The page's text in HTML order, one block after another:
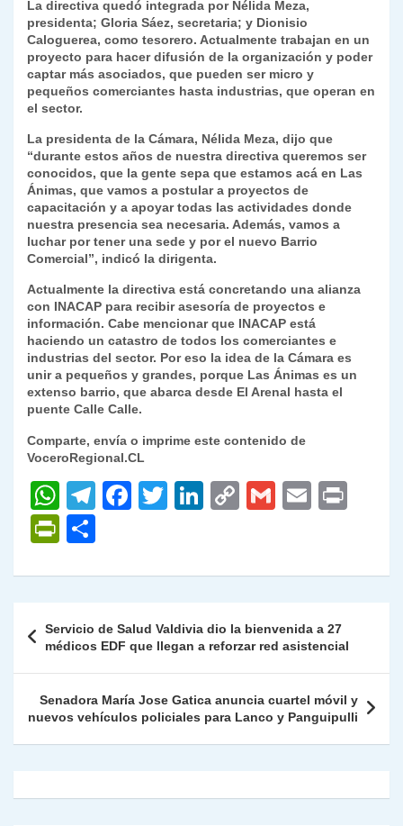
La directiva quedó integrada por Nélida Meza,
presidenta; Gloria Sáez, secretaria; y Dionisio
Caloguerea, como tesorero. Actualmente trabajan en un
proyecto para hacer difusión de la organización y poder
captar más asociados, que pueden ser micro y
pequeños comerciantes hasta industrias, que operan en
el sector.
La presidenta de la Cámara, Nélida Meza, dijo que
“durante estos años de nuestra directiva queremos ser
conocidos, que la gente sepa que estamos acá en Las
Ánimas, que vamos a postular a proyectos de
capacitación y a apoyar todas las actividades donde
nuestra presencia sea necesaria. Además, vamos a
luchar por tener una sede y por el nuevo Barrio
Comercial”, indicó la dirigenta.
Actualmente la directiva está concretando una alianza
con INACAP para recibir asesoría de proyectos e
información. Cabe mencionar que INACAP está
haciendo un catastro de todos los comerciantes e
industrias del sector. Por eso la idea de la Cámara es
unir a pequeños y grandes, porque Las Ánimas es un
extenso barrio, que abarca desde El Arenal hasta el
puente Calle Calle.
Comparte, envía o imprime este contenido de
VoceroRegional.CL
W
h
at
s
p
p
T
gr
m
F
e
o
o
k
T
er
Li
e
n
C
y
n
k
G
l
E
l
P
nt
Fr
ie
n
dl
y
m
p
ar
tir
de
entradas
Servicio de Salud Valdivia dio la bienvenida a 27
médicos EDF que llegan a reforzar red asistencial
Senadora María Jose Gatica anuncia cuartel móvil y
nuevos vehículos policiales para Lanco y Panguipulli